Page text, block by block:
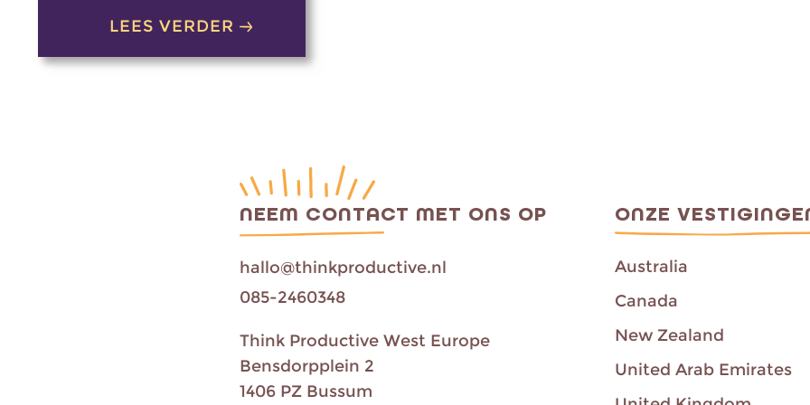
LEES VERDER
NEEM CONTACT MET ONS OP
hallo@thinkproductive.nl
085-2460348
Think Productive West Europe
Bensdorpplein 2
1406 PZ Bussum
ONZE
Australia
Canada
New Zealand
United Arab Emirates